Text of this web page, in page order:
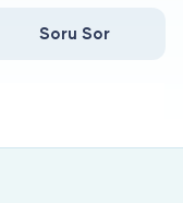
Soru Sor